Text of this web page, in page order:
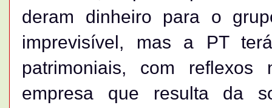
deram dinheiro para o
imprevisível, mas a PT
patrimoniais, com
empresa que resulta da